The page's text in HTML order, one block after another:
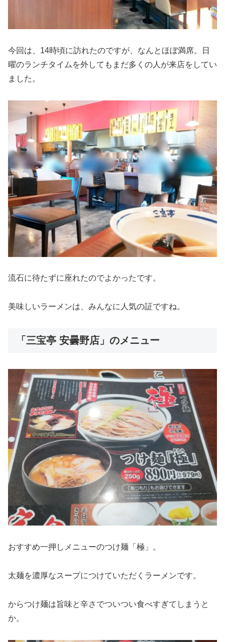
今回は、14時頃に訪れたのですが、なんとほぼ満席。日
曜のランチタイムを外してもまだ多くの人が来店をしてい
ました。
流石に待たずに座れたのでよかったです。
美味しいラーメンは、みんなに人気の証ですね。
「三宝亭 安曇野店」のメニュー
おすすめ一押しメニューのつけ麺「極」。
太麺を濃厚なスープにつけていただくラーメンです。
からつけ麺は旨味と辛さでついつい食べすぎてしまうと
か。